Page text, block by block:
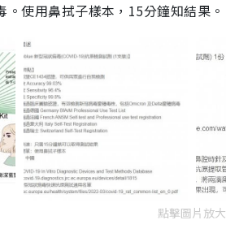
使用鼻拭子樣本，15分鐘知結果。
點擊圖片放大